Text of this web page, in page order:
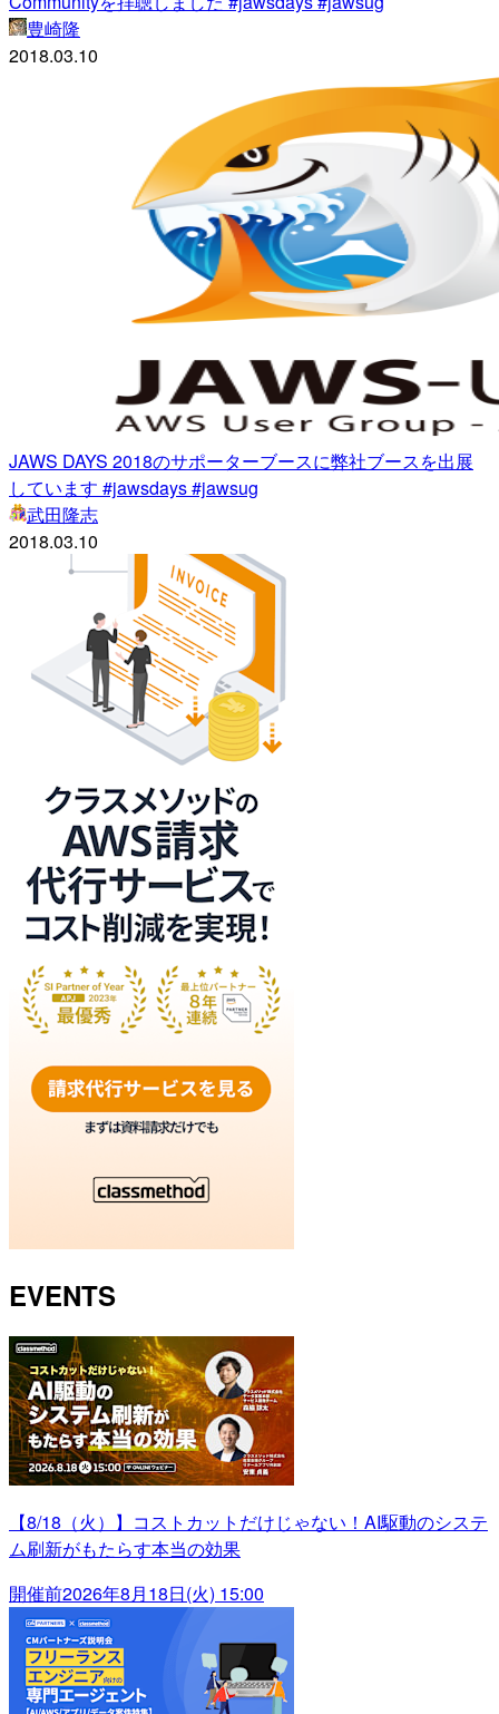
豊崎隆
2018.03.10
JAWS DAYS 2018のサポーターブースに弊社ブースを出展
しています #jawsdays #jawsug
武田隆志
2018.03.10
EVENTS
【8/18（火）】コストカットだけじゃない！AI駆動のシステ
ム刷新がもたらす本当の効果
開催前2026年8月18日(火) 15:00